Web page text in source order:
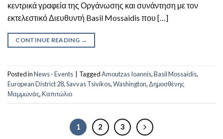
κεντρικά γραφεία της Οργάνωσης και συνάντηση με τον
εκτελεστικό Διευθυντή Basil Mossaidis που […]
CONTINUE READING →
Posted inNews - Events TaggedAmoutzas Ioannis,Basil Mossaidis,
European District 28,Savvas Tsivikos,Washington,Δημοσθένης
Μαμμωνάς, Καπιτώλιο
1 2 3